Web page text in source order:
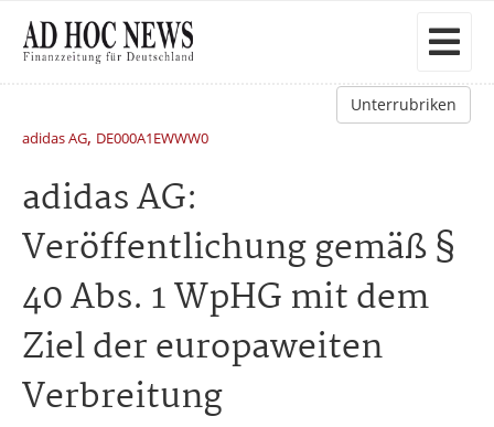
Unterrubriken
adidas AG, DE000A1EWWW0
adidas AG:
Veröffentlichung gemäß §
40 Abs. 1 WpHG mit dem
Ziel der europaweiten
Verbreitung